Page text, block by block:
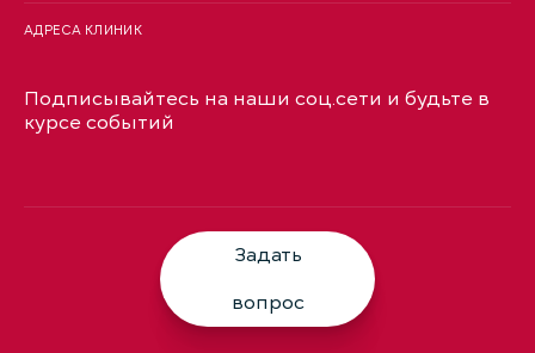
АДРЕСА КЛИНИК
Подписывайтесь на наши соц.сети и будьте в
курсе событий
Задать
вопрос